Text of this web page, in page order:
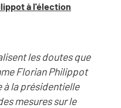
à l'élection
les doutes que
Florian Philippot
à la présidentielle
mesures sur le